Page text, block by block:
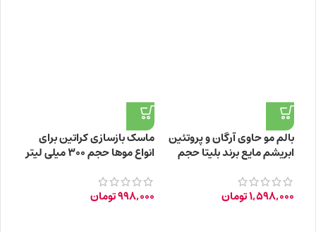
بالم مو حاوی آرگان و پروتئین
ابریشم مایع برند بلیتا حجم
1,598,000تومان
ماسک بازسازی کراتین برای
انواع موها حجم ۳۰۰ میلی لیتر
998,000تومان